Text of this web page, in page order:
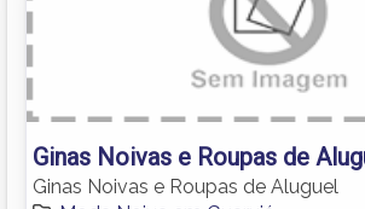
Ginas Noivas e Roupas de
Ginas Noivas e Roupas de Aluguel